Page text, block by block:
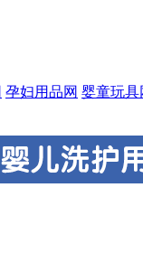
孕妇用品网 婴童玩具